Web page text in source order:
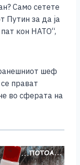
Само сетете
Путин за да ја
кон НАТО“,
шеф
прават
во сферата на